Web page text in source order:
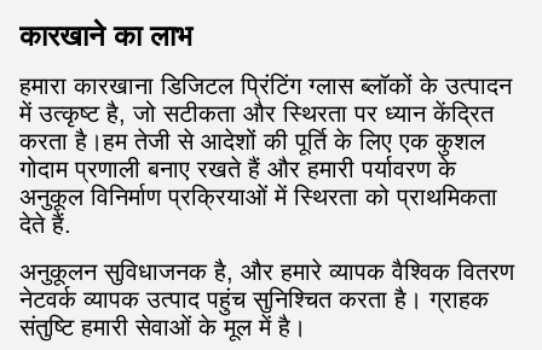
कारखाने का लाभ
हमारा कारखाना डिजिटल प्रिंटिंग ग्लास ब्लॉकों के उत्पादन
में उत्कृष्ट है, जो सटीकता और स्थिरता पर ध्यान केंद्रित
करता है।हम तेजी से आदेशों की पूर्ति के लिए एक कुशल
गोदाम प्रणाली बनाए रखते हैं और हमारी पर्यावरण के
अनुकूल विनिर्माण प्रक्रियाओं में स्थिरता को प्राथमिकता
देते हैं.
अनुकूलन सुविधाजनक है, और हमारे व्यापक वैश्विक वितरण
नेटवर्क व्यापक उत्पाद पहुंच सुनिश्चित करता है। ग्राहक
संतुष्टि हमारी सेवाओं के मूल में है।